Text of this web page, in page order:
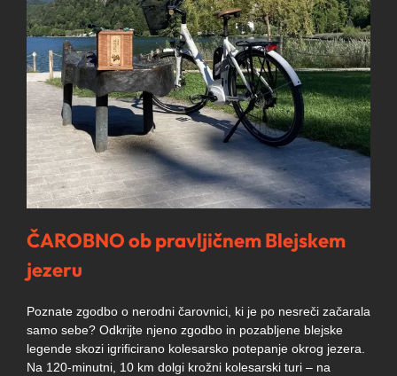
ČAROBNO ob pravljičnem Blejskem
jezeru
Poznate zgodbo o nerodni čarovnici, ki je po nesreči začarala
samo sebe? Odkrijte njeno zgodbo in pozabljene blejske
legende skozi igrificirano kolesarsko potepanje okrog jezera.
Na 120-minutni, 10 km dolgi krožni kolesarski turi – na